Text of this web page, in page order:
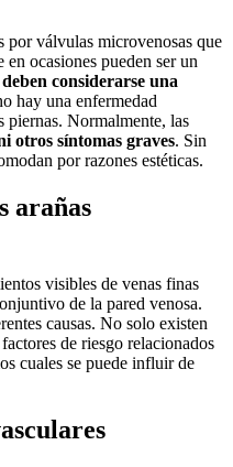
por válvulas microvenosas que
ocasiones pueden ser un
considerarse una
hay una enfermedad
piernas. Normalmente, las
otros síntomas graves. Sin
por razones estéticas.
arañas
visibles de venas finas
de la pared venosa.
causas. No solo existen
de riesgo relacionados
cuales se puede influir de